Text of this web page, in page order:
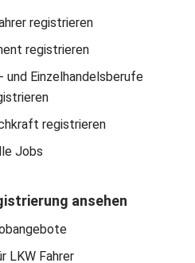
registrieren
registrieren
und Einzelhandelsberufe
registrieren
Jobs
ansehen
LKW Fahrer